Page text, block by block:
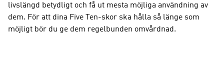
livslängd betydligt och få ut mesta möjliga användning av
dem. För att dina Five Ten-skor ska hålla så länge som
möjligt bör du ge dem regelbunden omvårdnad.